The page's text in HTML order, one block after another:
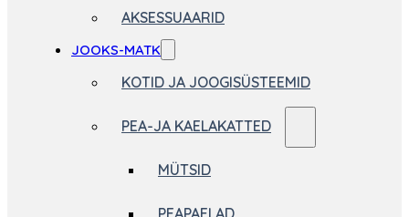
AKSESSUAARID
JOOKS-MATK
KOTID JA JOOGISÜSTEEMID
PEA-JA KAELAKATTED
MÜTSID
PEAPAELAD